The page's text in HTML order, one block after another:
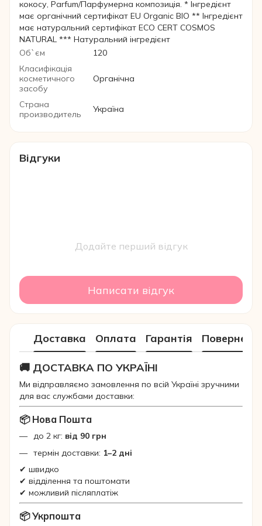
кокосу, Parfum/Парфумерна композиція. * Інгредієнт
має органічний сертифікат EU Organic BIO ** Інгредієнт
має натуральний сертифікат ECO CERT COSMOS
NATURAL *** Натуральний інгредієнт
Об`єм
120
Класифікація
косметичного
засобу
Органічна
Страна
производитель
Україна
Відгуки
Додайте перший відгук
Написати відгук
Доставка Оплата Гарантія
🚚 ДОСТАВКА ПО УКРАЇНІ
Ми відправляємо замовлення по всій Україні зручними
для вас службами доставки:
📦 Нова Пошта
до 2 кг: від 90 грн
термін доставки: 1–2 дні
✔ швидко
✔ відділення та поштомати
✔ можливий післяплатіж
📦 Укрпошта